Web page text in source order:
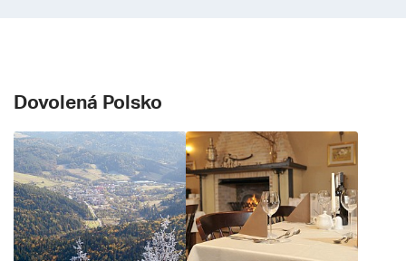
Dovolená Polsko